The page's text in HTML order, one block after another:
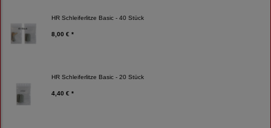
HR Schleiferlitze Basic - 40 Stück
8,00 € *
HR Schleiferlitze Basic - 20 Stück
4,40 € *